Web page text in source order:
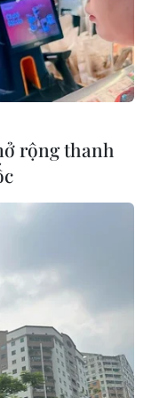
KHÚC THANH
rộng thanh